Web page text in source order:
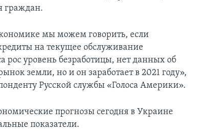
граждан.
мы можем говорить, если
на текущее обслуживание
рос уровень безработицы, нет данных об
земли, но и он заработает в 2021 году»,
Русской службы «Голоса Америки».
прогнозы сегодня в Украине
показатели.